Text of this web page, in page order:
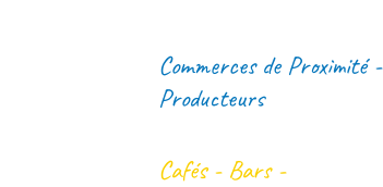
Commerces de Proximité -
Cafés - Bars -